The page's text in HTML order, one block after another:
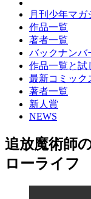
月刊少年マガ
作品一覧
著者一覧
バックナンバ
作品一覧と試
最新コミック
著者一覧
新人賞
NEWS
追放魔術師
ローライフ